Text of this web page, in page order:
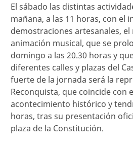
El sábado las distintas
mañana, a las 11 horas, con el
demostraciones artesanales, el
animación musical, que se
domingo a las 20.30 horas y
diferentes calles y plazas del
fuerte de la jornada será la
Reconquista, que coincide con
acontecimiento histórico y
horas, tras su presentación
plaza de la Constitución.